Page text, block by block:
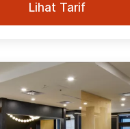
Lihat Tarif